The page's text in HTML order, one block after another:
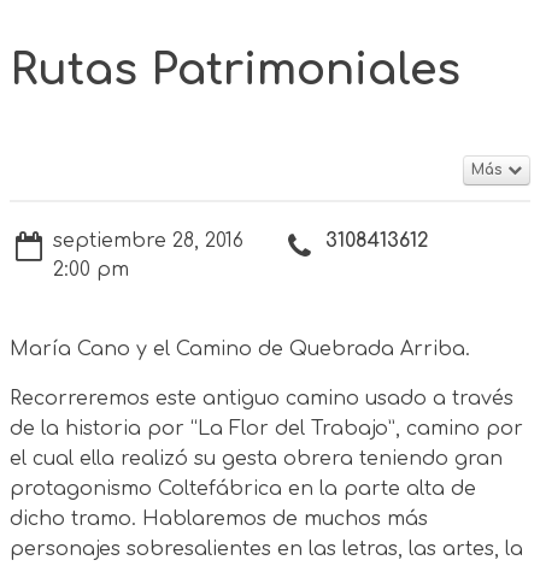
Rutas Patrimoniales
Más
septiembre 28, 2016
2:00 pm
3108413612
María Cano y el Camino de Quebrada Arriba.
Recorreremos este antiguo camino usado a través
de la historia por “La Flor del Trabajo”, camino por
el cual ella realizó su gesta obrera teniendo gran
protagonismo Coltefábrica en la parte alta de
dicho tramo. Hablaremos de muchos más
personajes sobresalientes en las letras, las artes, la